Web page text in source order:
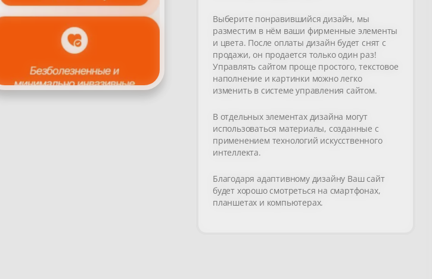
Выберите понравившийся дизайн, мы
разместим в нём ваши фирменные элементы
и цвета. После оплаты дизайн будет снят с
продажи, он продается только один раз!
Управлять сайтом проще простого, текстовое
наполнение и картинки можно легко
изменить в системе управления сайтом.
В отдельных элементах дизайна могут
использоваться материалы, созданные с
применением технологий искусственного
интеллекта.
Благодаря адаптивному дизайну Ваш сайт
будет хорошо смотреться на смартфонах,
планшетах и компьютерах.